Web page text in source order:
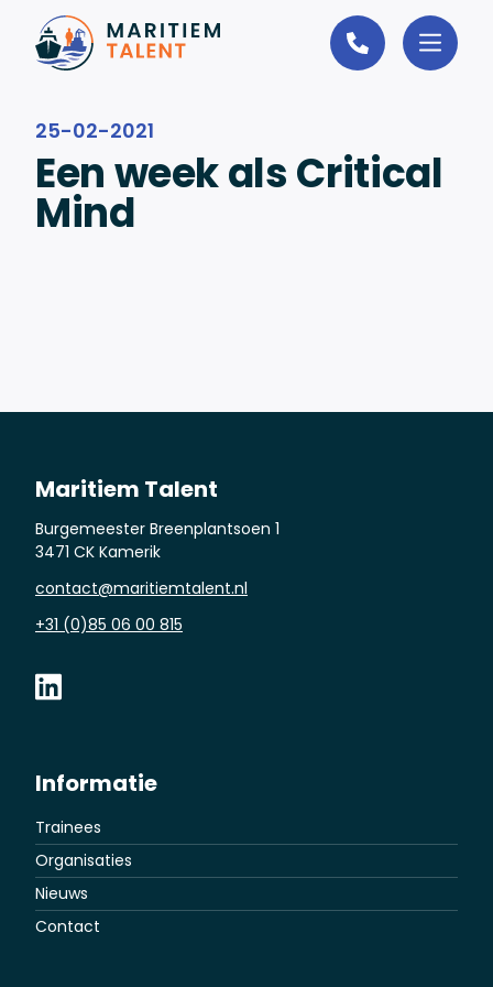
Ga naar de inhoud
25-02-2021
Een week als Critical
Mind
Informatie
Trainees
Organisaties
Nieuws
Contact
Maritiem Talent
Burgemeester Breenplantsoen 1
3471 CK Kamerik
contact@maritiemtalent.nl
+31 (0)85 06 00 815